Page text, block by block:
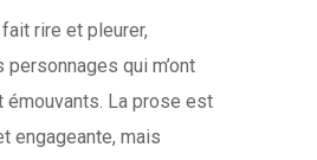
fait rire et pleurer,
qui m’ont
émouvants. La prose est
engageante, mais